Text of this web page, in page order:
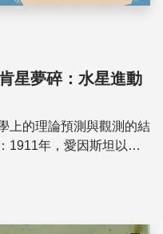
星夢碎：水星進動
上的理論預測與觀測的結
1911年，愛因斯坦以廣
，廣義相對論解決了水